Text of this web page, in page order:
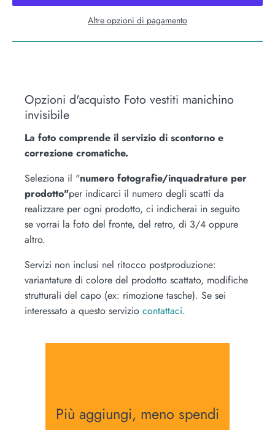
Altre opzioni di pagamento
Opzioni d'acquisto Foto vestiti manichino
invisibile
La foto comprende il servizio di scontorno e
correzione cromatiche.
Seleziona il "numero fotografie/inquadrature per
prodotto"per indicarci il numero degli scatti da
realizzare per ogni prodotto, ci indicherai in seguito
se vorrai la foto del fronte, del retro, di 3/4 oppure
altro.
Servizi non inclusi nel ritocco postproduzione:
variantature di colore del prodotto scattato, modifiche
strutturali del capo (ex: rimozione tasche). Se sei
interessato a questo servizio contattaci.
Più aggiungi, meno spendi